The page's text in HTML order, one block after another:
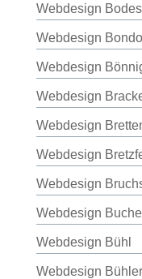
Webdesign
Webdesign
Webdesign
Webdesign
Webdesign
Webdesign
Webdesign
Webdesign
Webdesign Bühl
Webdesign